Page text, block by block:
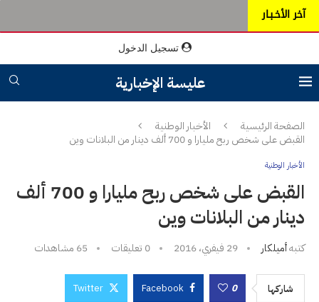
آخر الأخـبـار
تسجيل الدخول
عليسة الإخبارية
الصفحة الرئيسية
الأخبار الوطنية
القبض على شخص ربح مليارا و 700 ألف دينار من البلانات وين
الأخبار الوطنية
القبض على شخص ربح مليارا و 700 ألف
دينار من البلانات وين
كتبهأميلكار 29 فيفري، 2016 0 تعليقات 65 مشاهدات
شاركها 0
Facebook
Twitter